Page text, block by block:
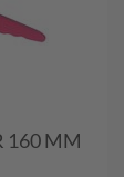
160 MM